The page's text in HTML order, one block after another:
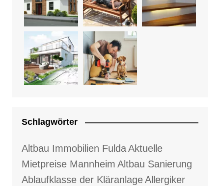
Schlagwörter
Altbau Immobilien FuldaAktuelle
Mietpreise Mannheim Altbau Sanierung
Ablaufklasse der KläranlageAllergiker